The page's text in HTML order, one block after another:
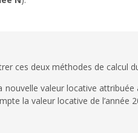
ces deux méthodes de calcul
valeur locative attribuée
la valeur locative de l’année